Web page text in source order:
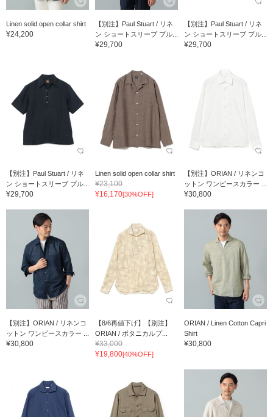
Linen solid open collar shirt
¥24,200
【別注】Paul Stuart / リネ
ン ショートスリーブ プル...
¥29,700
【別注】Paul Stuart / リネ
ン ショートスリーブ プル...
¥29,700
【別注】Paul Stuart / リネ
ン ショートスリーブ プル...
¥29,700
Linen solid open collar shirt
¥23,100
¥16,170[30%OFF]
【別注】ORIAN / リネンコ
ットン ワンピースカラー ...
¥30,800
【別注】ORIAN / リネンコ
ットン ワンピースカラー ...
¥30,800
【8/6再値下げ】【別注】
ORIAN / ボタニカルプ...
¥33,000
¥19,800[40%OFF]
ORIAN / Linen Cotton Capri
Shirt
¥30,800